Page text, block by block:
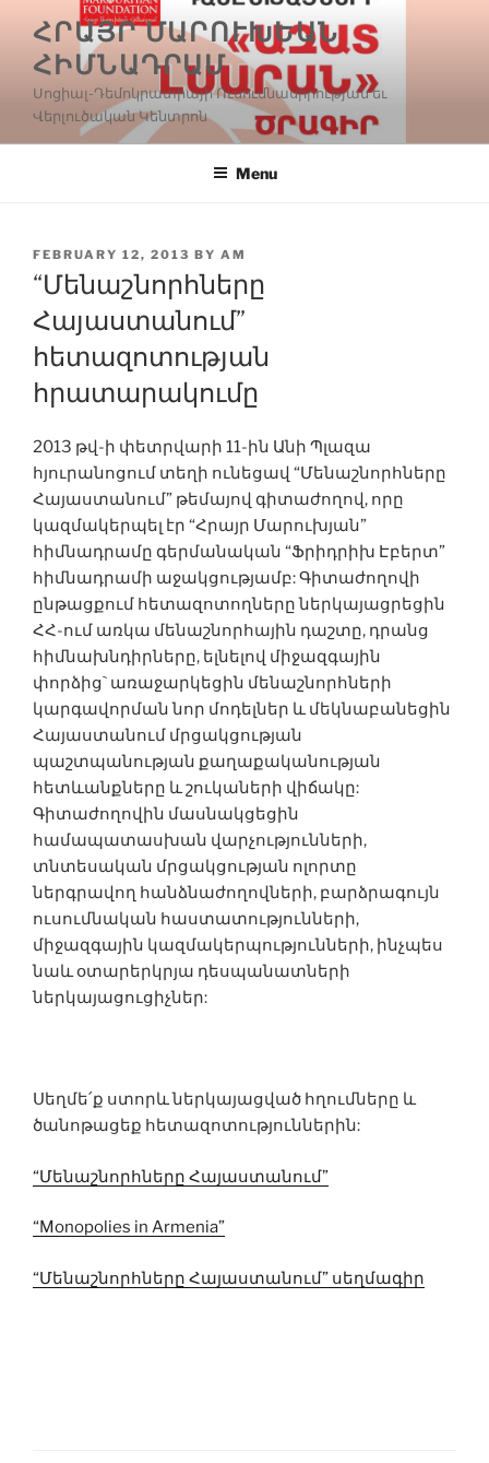
content
ՀՐԱՅՐ ՄԱՐՈՒԽԵԱՆ
ՀԻՄՆԱԴՐԱՄ
Սոցիալ-Դեմոկրատիայի Ուսումնասիրության եւ
Վերլուծական Կենտրոն
Menu
POSTED
ON
FEBRUARY 12, 2013 BY AM
“Մենաշնորհները
Հայաստանում”
հետազոտության
հրատարակումը
2013 թվ-ի փետրվարի 11-ին Անի Պլազա
հյուրանոցում տեղի ունեցավ “Մենաշնորհները
Հայաստանում” թեմայով գիտաժողով, որը
կազմակերպել էր “Հրայր Մարուխյան”
հիմնադրամը գերմանական “Ֆրիդրիխ Էբերտ”
հիմնադրամի աջակցությամբ: Գիտաժողովի
ընթացքում հետազոտողները ներկայացրեցին
ՀՀ-ում առկա մենաշնորհային դաշտը, դրանց
հիմնախնդիրները, ելնելով միջազգային
փորձից` առաջարկեցին մենաշնորհների
կարգավորման նոր մոդելներ և մեկնաբանեցին
Հայաստանում մրցակցության
պաշտպանության քաղաքականության
հետևանքները և շուկաների վիճակը:
Գիտաժողովին մասնակցեցին
համապատասխան վարչությունների,
տնտեսական մրցակցության ոլորտը
ներգրավող հանձնաժողովների, բարձրագույն
ուսումնական հաստատությունների,
միջազգային կազմակերպությունների, ինչպես
նաև օտարերկրյա դեսպանատների
ներկայացուցիչներ:
Սեղմե՛ք ստորև ներկայացված հղումները և
ծանոթացեք հետազոտություններին:
“Մենաշնորհները Հայաստանում”
“Monopolies in Armenia”
“Մենաշնորհները Հայաստանում” սեղմագիր